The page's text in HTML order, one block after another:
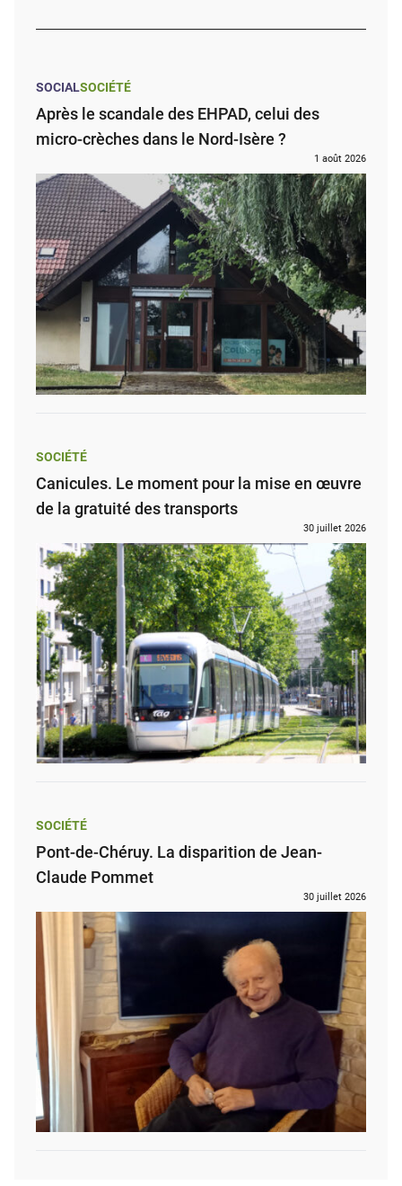
SOCIALSOCIÉTÉ
Après le scandale des EHPAD, celui des
micro-crèches dans le Nord-Isère ?
1 août 2026
SOCIÉTÉ
Canicules. Le moment pour la mise en œuvre
de la gratuité des transports
30 juillet 2026
SOCIÉTÉ
Pont-de-Chéruy. La disparition de Jean-
Claude Pommet
30 juillet 2026